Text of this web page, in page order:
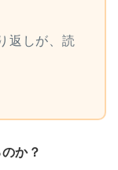
返しが、読
か？